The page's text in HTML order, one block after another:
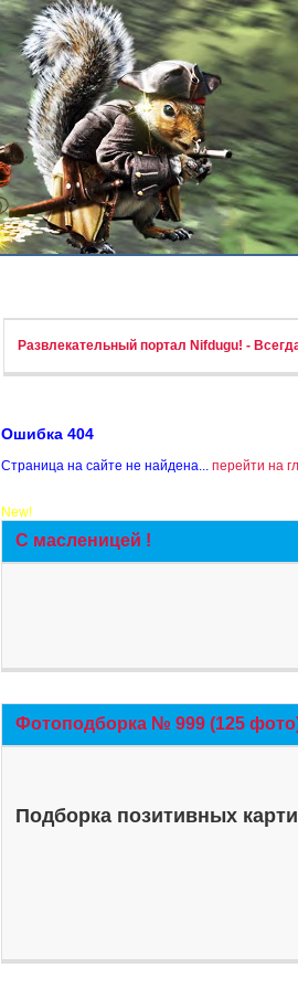
Развлекательный портал Nifdugu! -
Ошибка 404
Страница на сайте не найдена... перейти на
New!
С масленицей !
Фотоподборка № 999 (125
Подборка позитивных